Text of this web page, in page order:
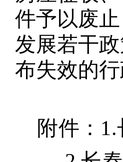
件予以废
发展若干政
布失效的
附件： 1.